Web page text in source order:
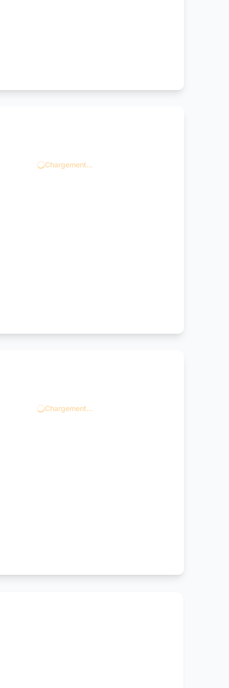
Chargement...
Chargement...